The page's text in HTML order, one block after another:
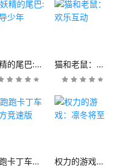
妖精的尾巴:魔导少年 猫和老鼠：欢乐互动
跑跑卡丁车官方竞速版 权力的游戏：凛冬将至